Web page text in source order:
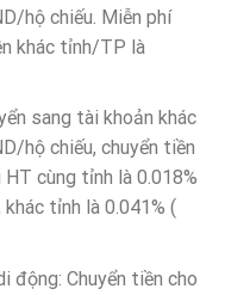
hộ chiếu. Miễn phí
khác tỉnh/TP là
sang tài khoản khác
hộ chiếu, chuyển tiền
cùng tỉnh là 0.018%
tỉnh là 0.041% (
động: Chuyển tiền cho